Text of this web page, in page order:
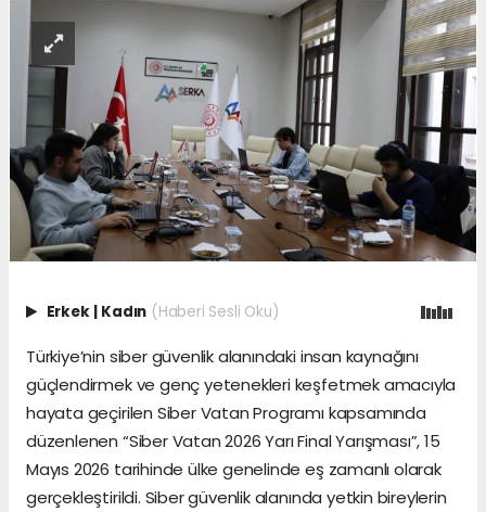
Erkek | Kadın (Haberi Sesli Oku)
Türkiye’nin siber güvenlik alanındaki insan kaynağını
güçlendirmek ve genç yetenekleri keşfetmek amacıyla
hayata geçirilen Siber Vatan Programı kapsamında
düzenlenen “Siber Vatan 2026 Yarı Final Yarışması”, 15
Mayıs 2026 tarihinde ülke genelinde eş zamanlı olarak
gerçekleştirildi. Siber güvenlik alanında yetkin bireylerin